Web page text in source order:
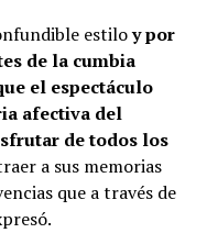
estiloy por
de la cumbia
el espectáculo
afectiva del
de todos los
a sus memorias
que a través de